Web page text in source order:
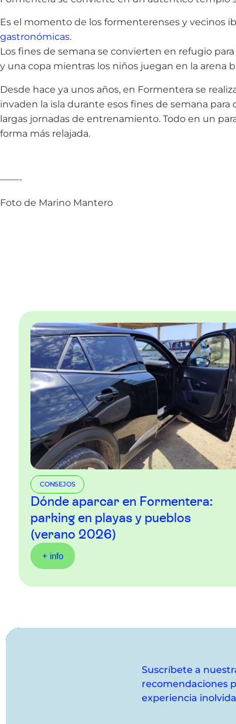
Es el momento de los formenterenses y vecinos
gastronómicas.
Los fines de semana se convierten en refugio
y una copa mientras los niños juegan en la arena
Desde hace ya unos años, en Formentera se
invaden la isla durante esos fines de semana
largas jornadas de entrenamiento. Todo en un
forma más relajada.
——-
Foto de Marino Mantero
CONSEJOS
Dónde aparcar en Formentera:
parking en playas y pueblos
(verano 2026)
+ info
Suscríbete a
recomendaciones
experiencia